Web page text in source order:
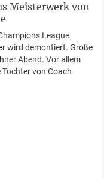
Meisterwerk von
League
wird demontiert. Große
Abend. Vor allem
von Coach